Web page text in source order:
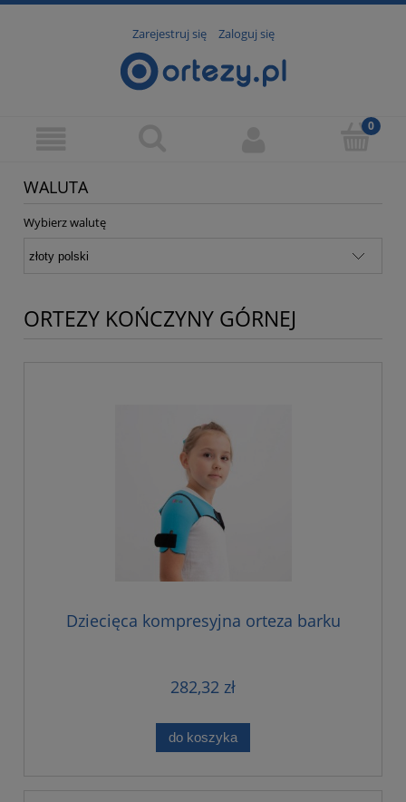
Zarejestruj się Zaloguj się
WALUTA
Wybierz walutę
ORTEZY KOŃCZYNY GÓRNEJ
Dziecięca kompresyjna orteza barku
282,32 zł
do koszyka